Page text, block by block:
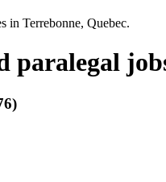
in Terrebonne, Quebec.